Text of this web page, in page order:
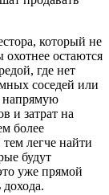
который не
остаются
где нет
соседей или
напрямую
и затрат на
более
легче найти
будут
уже прямой
дохода.